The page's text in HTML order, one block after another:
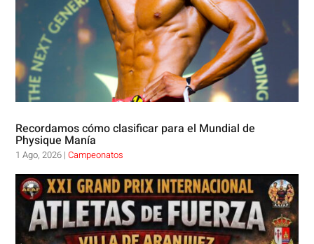
Recordamos cómo clasificar para el Mundial de
Physique Manía
1 Ago, 2026 |Campeonatos